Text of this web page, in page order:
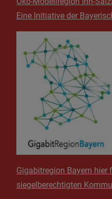
Eine Initiative der
Gigabitregion Bayern hier
siegelberechtigten